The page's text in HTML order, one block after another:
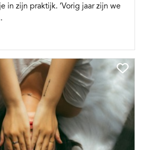
in zijn praktijk. ‘Vorig jaar zijn we